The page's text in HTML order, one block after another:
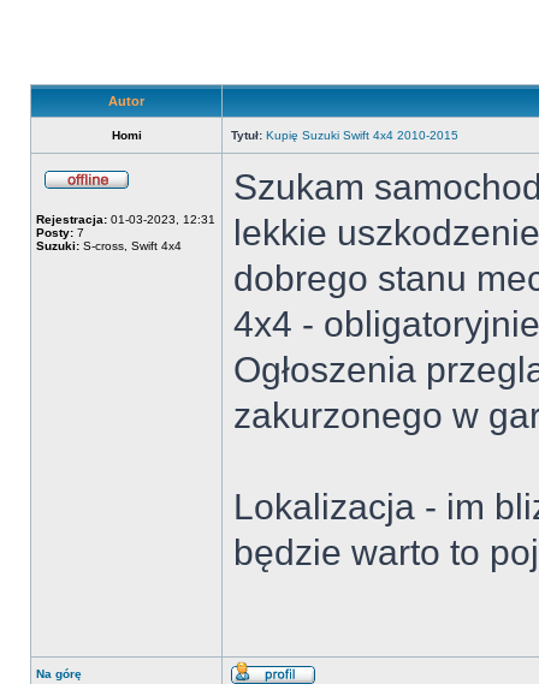
Autor
Homi Tytuł: Kupię Suzuki Swift 4x4 2010-2015
Rejestracja: 01-03-2023, 12:31
Posty: 7
Suzuki: S-cross, Swift 4x4
Szukam
lekkie
dobrego stanu
4x4 -
Ogłoszenia
zakurzonego w
Lokalizacja - im
będzie warto to
Na górę